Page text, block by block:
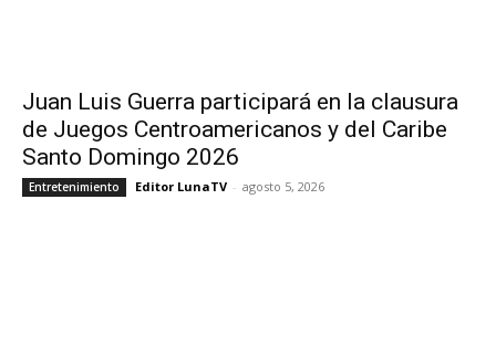
Juan Luis Guerra participará en la clausura
de Juegos Centroamericanos y del Caribe
Santo Domingo 2026
Entretenimiento Editor LunaTV - agosto 5, 2026